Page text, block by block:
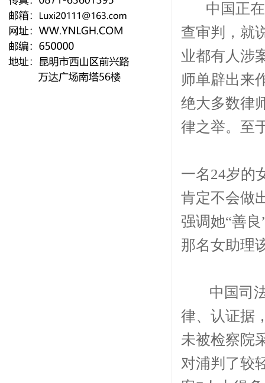
中国正在
查审判，就
业都有人涉
师单辟出来
绝大多数律
律之举。至
一名24岁的
肯定不会做
强调她“善
那名女助理
中国司法
律、认证据
未被检察院
对浦判了较